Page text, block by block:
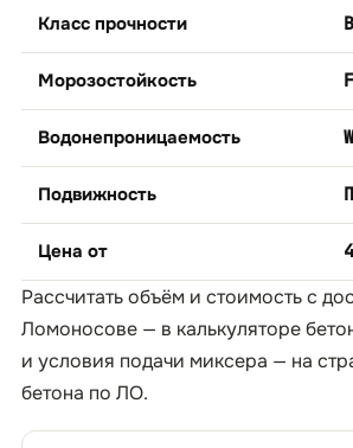
Класс прочности
Морозостойкость
Водонепроницаемость
Подвижность
Цена от
Рассчитать объём и стоимость с
Ломоносове — в калькуляторе
и условия подачи миксера — на
бетона по ЛО.